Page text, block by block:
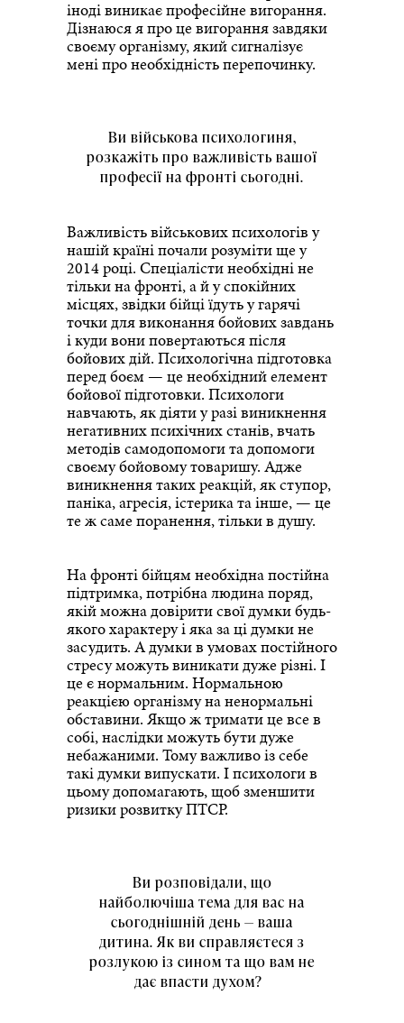
іноді виникає професійне вигорання.
Дізнаюся я про це вигорання завдяки
своєму організму, який сигналізує
мені про необхідність перепочинку.
Ви військова психологиня,
розкажіть про важливість вашої
професії на фронті сьогодні.
Важливість військових психологів у
нашій країні почали розуміти ще у
2014 році. Спеціалісти необхідні не
тільки на фронті, а й у спокійних
місцях, звідки бійці їдуть у гарячі
точки для виконання бойових завдань
і куди вони повертаються після
бойових дій. Психологічна підготовка
перед боєм — це необхідний елемент
бойової підготовки. Психологи
навчають, як діяти у разі виникнення
негативних психічних станів, вчать
методів самодопомоги та допомоги
своєму бойовому товаришу. Адже
виникнення таких реакцій, як ступор,
паніка, агресія, істерика та інше, — це
те ж саме поранення, тільки в душу.
На фронті бійцям необхідна постійна
підтримка, потрібна людина поряд,
якій можна довірити свої думки будь-
якого характеру і яка за ці думки не
засудить. А думки в умовах постійного
стресу можуть виникати дуже різні. І
це є нормальним. Нормальною
реакцією організму на ненормальні
обставини. Якщо ж тримати це все в
собі, наслідки можуть бути дуже
небажаними. Тому важливо із себе
такі думки випускати. І психологи в
цьому допомагають, щоб зменшити
ризики розвитку ПТСР.
Ви розповідали, що
найболючіша тема для вас на
сьогоднішній день — ваша
дитина. Як ви справляєтеся з
розлукою із сином та що вам не
дає впасти духом?